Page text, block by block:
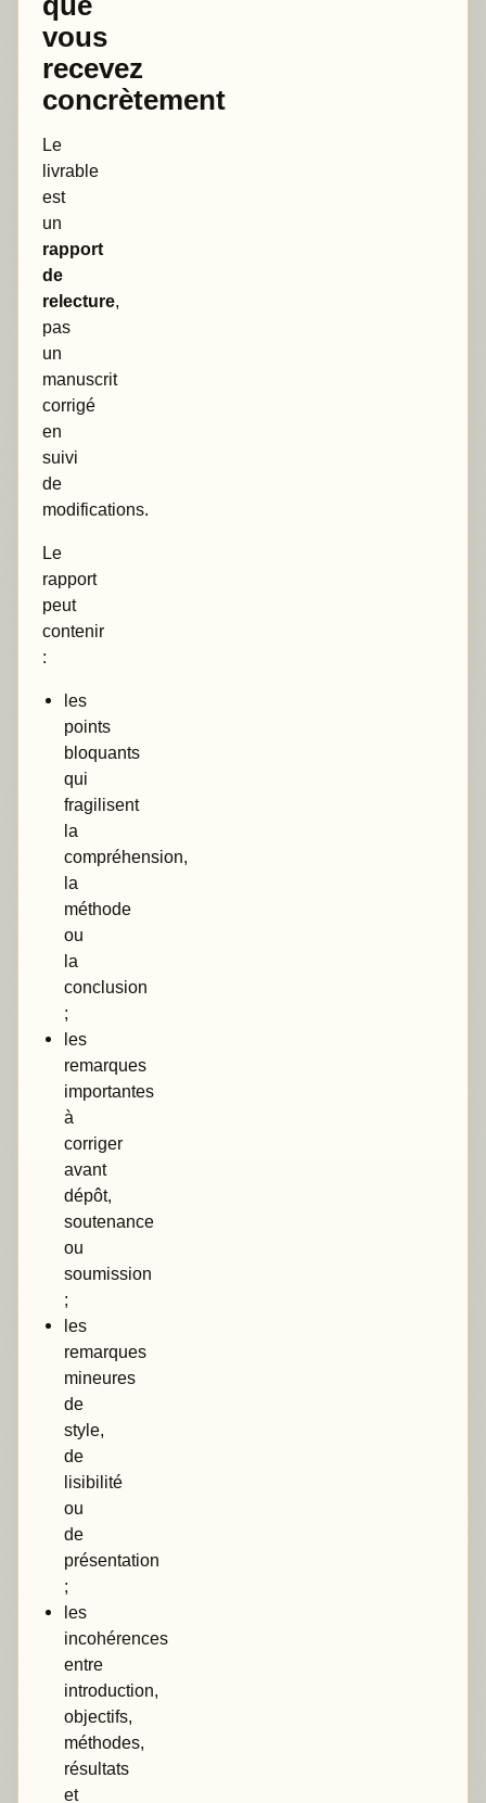
vous
recevez
concrètement
Le
livrable
est
un
rapport
de
relecture,
pas
un
manuscrit
corrigé
en
suivi
de
modifications.
Le
rapport
peut
contenir
:
les
points
bloquants
qui
fragilisent
la
compréhension,
la
méthode
ou
la
conclusion
;
les
remarques
importantes
à
corriger
avant
dépôt,
soutenance
ou
soumission
;
les
remarques
mineures
de
style,
de
lisibilité
ou
de
présentation
;
les
incohérences
entre
introduction,
objectifs,
méthodes,
résultats
et